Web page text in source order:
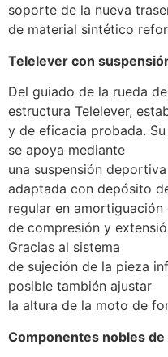
soporte de la nueva
de material sintético
Telelever con
Del guiado de la rueda
estructura Telelever,
y de eficacia probada.
se apoya mediante
una suspensión
adaptada con depósito
regular en
de compresión y
Gracias al sistema
de sujeción de la pieza
posible también ajustar
la altura de la moto de
Componentes nobles